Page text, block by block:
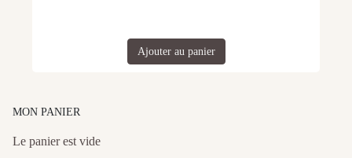
Ajouter au panier
MON PANIER
Le panier est vide